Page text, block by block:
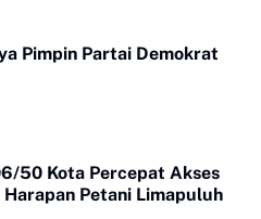
Pimpin Partai Demokrat
50 Kota Percepat Akses
Harapan Petani Limapuluh